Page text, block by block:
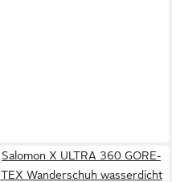
Salomon X ULTRA 360 GORE-
TEX Wanderschuh wasserdicht